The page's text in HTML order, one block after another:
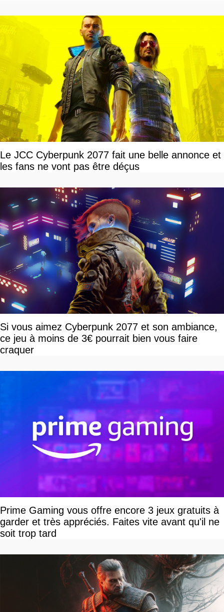
Le JCC Cyberpunk 2077 fait une belle annonce et
les fans ne vont pas être déçus
Si vous aimez Cyberpunk 2077 et son ambiance,
ce jeu à moins de 3€ pourrait bien vous faire
craquer
Prime Gaming vous offre encore 3 jeux gratuits à
garder et très appréciés. Faites vite avant qu'il ne
soit trop tard